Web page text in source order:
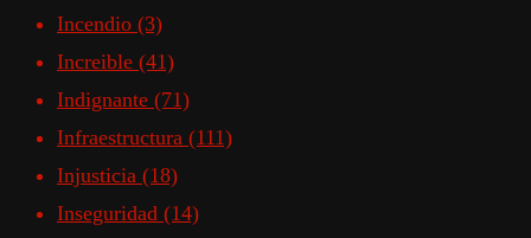
Incendio (3)
Increible (41)
Indignante (71)
Infraestructura (111)
Injusticia (18)
Inseguridad (14)